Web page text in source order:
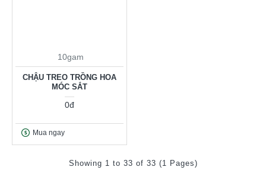
10gam
CHẬU TREO TRỒNG HOA
MÓC SẮT
0đ
Mua ngay
Showing 1 to 33 of 33 (1 Pages)